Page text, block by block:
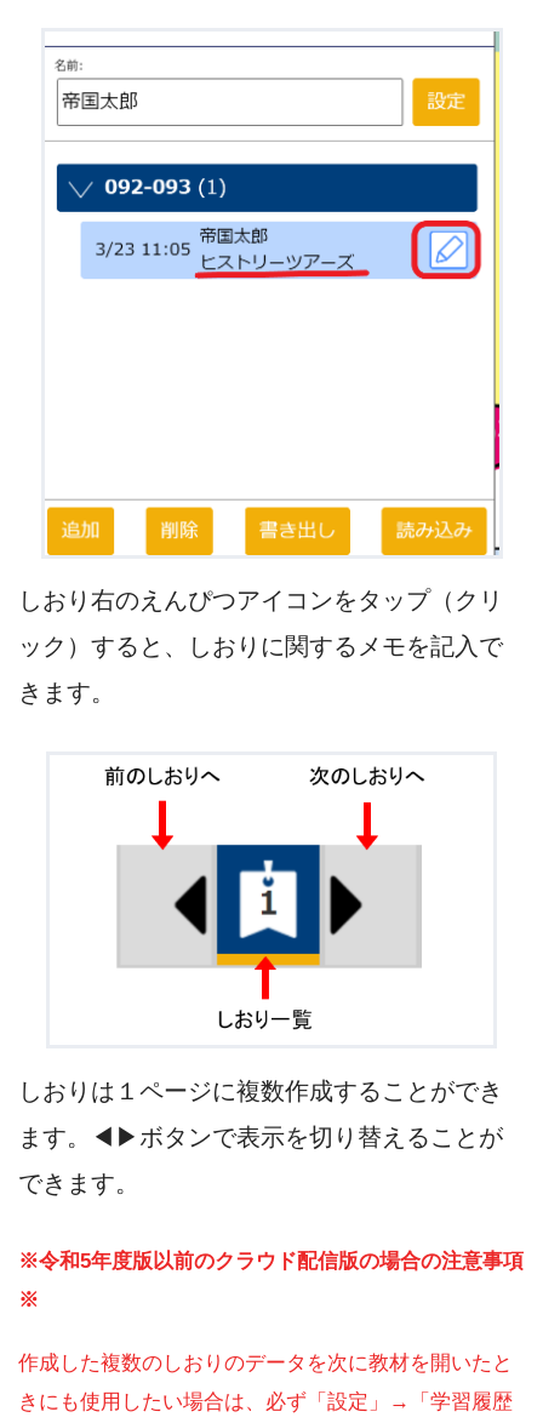
しおり右のえんぴつアイコンをタップ（クリ
ック）すると、しおりに関するメモを記入で
きます。
しおりは１ページに複数作成することができ
ます。◀▶ボタンで表示を切り替えることが
できます。
※令和5年度版以前のクラウド配信版の場合の注意事項
※
作成した複数のしおりのデータを次に教材を開いたと
きにも使用したい場合は、必ず「設定」→「学習履歴